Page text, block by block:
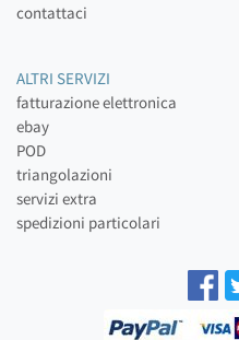
contattaci
ALTRI SERVIZI
fatturazione elettronica
ebay
POD
triangolazioni
servizi extra
spedizioni particolari